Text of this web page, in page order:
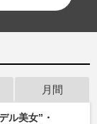
月間
ル美女”・